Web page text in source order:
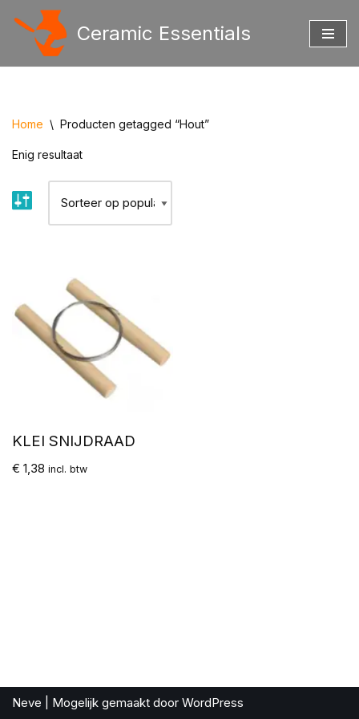
Ceramic Essentials
Home \ Producten getagged “Hout”
Enig resultaat
KLEI SNIJDRAAD
€ 1,38 incl. btw
Neve | Mogelijk gemaakt door WordPress